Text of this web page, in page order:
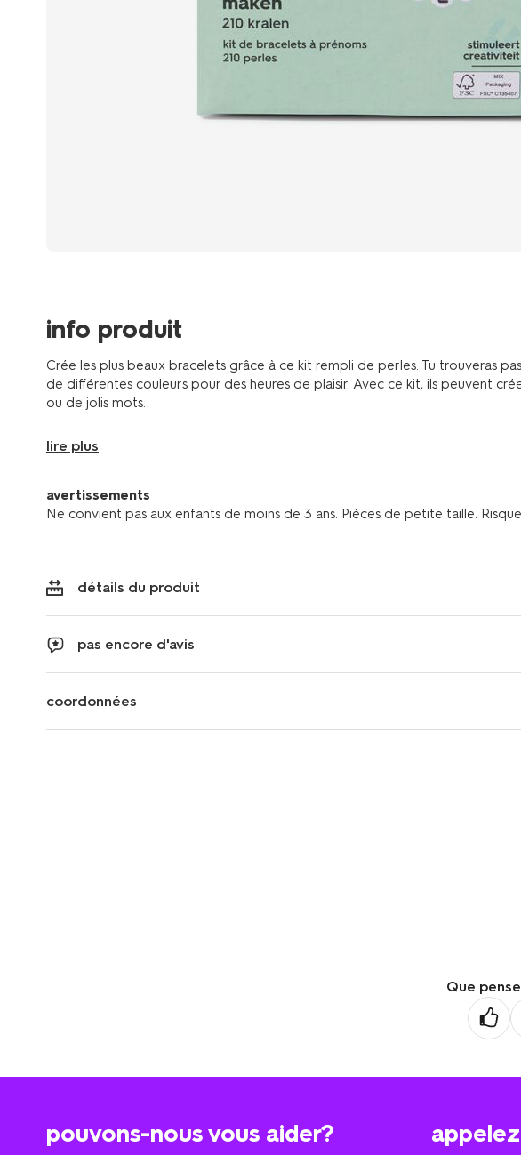
info produit
Crée les plus beaux bracelets grâce à ce kit rempli de perles. Tu trouveras
de différentes couleurs pour des heures de plaisir. Avec ce kit, ils peuvent
ou de jolis mots.
lire plus
avertissements
Ne convient pas aux enfants de moins de 3 ans. Pièces de petite taille.
détails du produit
pas encore d'avis
coordonnées
Que
pouvons-nous vous aider?